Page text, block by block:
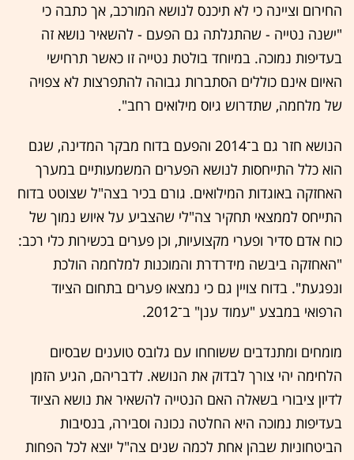
החירום וציינה כי לא תיכנס לנושא המורכב, אך כתבה כי
"ישנה נטייה - שהתגלתה גם הפעם - להשאיר נושא זה
בעדיפות נמוכה. במיוחד בולטת נטייה זו כאשר תרחישי
האיום אינם כוללים הסתברות גבוהה להתפרצות לא צפויה
של מלחמה, שתדרוש גיוס מילואים רחב".
הנושא חזר גם ב־2014 והפעם בדוח מבקר המדינה, שגם
הוא כלל התייחסות לנושא הפערים המשמעותיים במערך
האחזקה באוגדות המילואים. גורם בכיר בצה"ל שצוטט בדוח
התייחס לממצאי תחקיר צה"לי שהצביע על איוש נמוך של
כוח אדם סדיר ופערי מקצועיות, וכן פערים בכשירות כלי רכב:
"האחזקה ביבשה מידרדרת והמוכנות למלחמה הולכת
ונפגעת". בדוח צויין גם כי נמצאו פערים בתחום הציוד
הרפואי במבצע "עמוד ענן" ב־2012.
מומחים ומתנדבים ששוחחו עם גלובס טוענים שבסיום
הלחימה יהי צורך לבדוק את הנושא. לדבריהם, הגיע הזמן
לדיון ציבורי בשאלה האם הנטייה להשאיר את נושא הציוד
בעדיפות נמוכה היא החלטה נכונה וסבירה, בנסיבות
הביטחוניות שבהן אחת לכמה שנים צה"ל יוצא לכל הפחות